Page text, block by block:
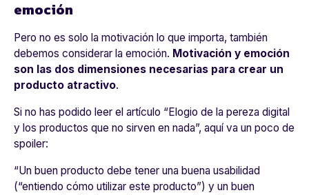
emoción
Pero no es solo la motivación lo que importa, también
debemos considerar la emoción. Motivación y emoción
son las dos dimensiones necesarias para crear un
producto atractivo.
Si no has podido leer el artículo “Elogio de la pereza digital
y los productos que no sirven en nada”, aquí va un poco de
spoiler:
“Un buen producto debe tener una buena usabilidad
(“entiendo cómo utilizar este producto”) y un buen